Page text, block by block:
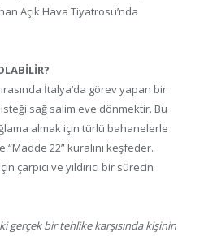
Açık Hava Tiyatrosu’nda
İtalya’da görev yapan bir
sağ salim eve dönmektir. Bu
almak için türlü bahanelerle
22” kuralını keşfeder.
çarpıcı ve yıldırıcı bir sürecin
gerçek bir tehlike karşısında kişinin